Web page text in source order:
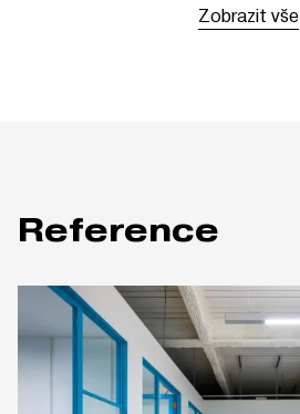
Zobrazit vše
Reference